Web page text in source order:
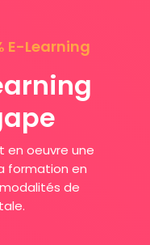
E-Learning
en oeuvre une
formation en
de